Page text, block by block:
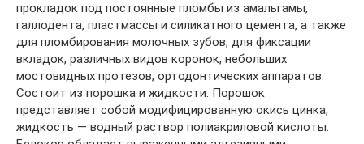
прокладок под постоянные пломбы из амальгамы,
галлодента, пластмассы и силикатного цемента, а также
для пломбирования молочных зубов, для фиксации
вкладок, различных видов коронок, небольших
мостовидных протезов, ортодонтических аппаратов.
Состоит из порошка и жидкости. Порошок
представляет собой модифицированную окись цинка,
жидкость — водный раствор полиакриловой кислоты.